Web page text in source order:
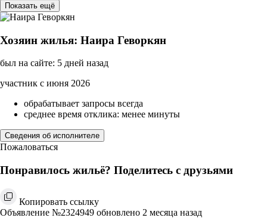
Показать ещё
Хозяин жилья: Наира Геворкян
был на сайте: 5 дней назад
участник с июня 2026
обрабатывает запросы всегда
среднее время отклика: менее минуты
Сведения об исполнителе
Пожаловаться
Понравилось жильё? Поделитесь с друзьями
Копировать ссылку
Объявление №2324949 обновлено 2 месяца назад